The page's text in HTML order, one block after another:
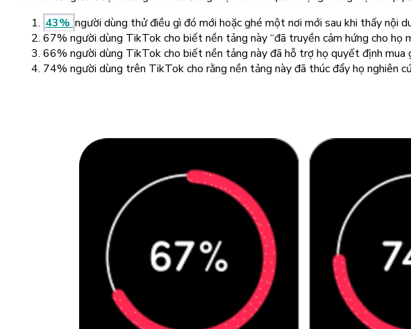
43% người dùng thử điều gì đó mới hoặc ghé một nơi mới sau khi thấy
67% người dùng TikTok cho biết nền tảng này “đã truyền cảm hứng cho họ
66% người dùng TikTok cho biết nền tảng này đã hỗ trợ họ quyết định mua
74% người dùng trên TikTok cho rằng nền tảng này đã thúc đẩy họ nghiên